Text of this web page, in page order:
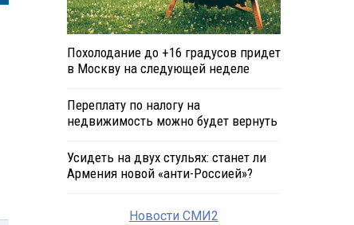
Похолодание до +16 градусов придет
в Москву на следующей неделе
Переплату по налогу на
недвижимость можно будет вернуть
Усидеть на двух стульях: станет ли
Армения новой «анти-Россией»?
Новости СМИ2